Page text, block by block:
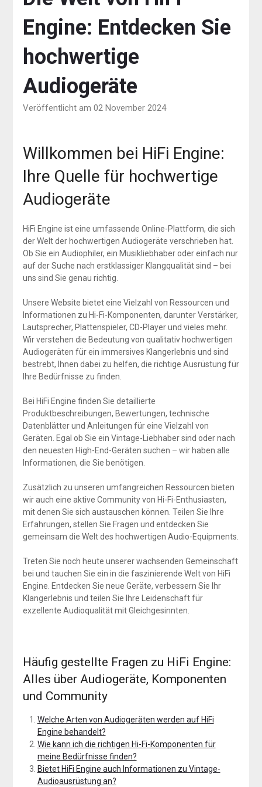
Engine: Entdecken Sie
hochwertige
Audiogeräte
Veröffentlicht am 02 November 2024
Willkommen bei HiFi Engine:
Ihre Quelle für hochwertige
Audiogeräte
HiFi Engine ist eine umfassende Online-Plattform, die sich
der Welt der hochwertigen Audiogeräte verschrieben hat.
Ob Sie ein Audiophiler, ein Musikliebhaber oder einfach nur
auf der Suche nach erstklassiger Klangqualität sind – bei
uns sind Sie genau richtig.
Unsere Website bietet eine Vielzahl von Ressourcen und
Informationen zu Hi-Fi-Komponenten, darunter Verstärker,
Lautsprecher, Plattenspieler, CD-Player und vieles mehr.
Wir verstehen die Bedeutung von qualitativ hochwertigen
Audiogeräten für ein immersives Klangerlebnis und sind
bestrebt, Ihnen dabei zu helfen, die richtige Ausrüstung für
Ihre Bedürfnisse zu finden.
Bei HiFi Engine finden Sie detaillierte
Produktbeschreibungen, Bewertungen, technische
Datenblätter und Anleitungen für eine Vielzahl von
Geräten. Egal ob Sie ein Vintage-Liebhaber sind oder nach
den neuesten High-End-Geräten suchen – wir haben alle
Informationen, die Sie benötigen.
Zusätzlich zu unseren umfangreichen Ressourcen bieten
wir auch eine aktive Community von Hi-Fi-Enthusiasten,
mit denen Sie sich austauschen können. Teilen Sie Ihre
Erfahrungen, stellen Sie Fragen und entdecken Sie
gemeinsam die Welt des hochwertigen Audio-Equipments.
Treten Sie noch heute unserer wachsenden Gemeinschaft
bei und tauchen Sie ein in die faszinierende Welt von HiFi
Engine. Entdecken Sie neue Geräte, verbessern Sie Ihr
Klangerlebnis und teilen Sie Ihre Leidenschaft für
exzellente Audioqualität mit Gleichgesinnten.
Häufig gestellte Fragen zu HiFi Engine:
Alles über Audiogeräte, Komponenten
und Community
Welche Arten von Audiogeräten werden auf HiFi
Engine behandelt?
Wie kann ich die richtigen Hi-Fi-Komponenten für
meine Bedürfnisse finden?
Bietet HiFi Engine auch Informationen zu Vintage-
Audioausrüstung an?